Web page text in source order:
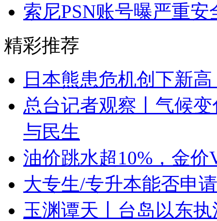
索尼PSN账号曝严重
精彩推荐
日本熊患危机创下新
总台记者观察丨气候
与民生
油价跳水超10%，金
大专生/专升本能否申
玉渊谭天丨台岛以东